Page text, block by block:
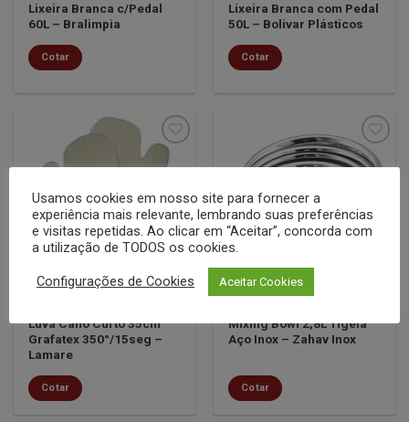
Lixeira Branca c/Pedal
60L – Bralimpia
Cotar
Lixeira Branca com Pedal
50L – Bolivar Plásticos
Cotar
lista de
desejos
Luva Cano Curto 35cm
Grafatex 350°/15seg –
Lamare
Cotar
lista de
desejos
Mixing Bowl 2,8L Tigela
Aço Inox – Zahav Inox
Cotar
Usamos cookies em nosso site para fornecer a
experiência mais relevante, lembrando suas preferências
e visitas repetidas. Ao clicar em “Aceitar”, concorda com
a utilização de TODOS os cookies.
Configurações de Cookies Aceitar Cookies